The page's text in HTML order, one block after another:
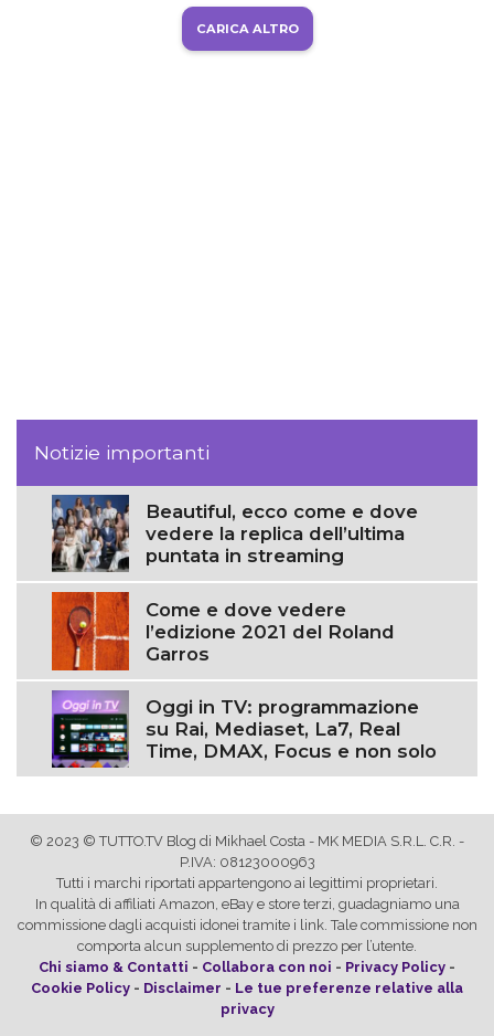
CARICA ALTRO
Notizie importanti
Beautiful, ecco come e dove
vedere la replica dell’ultima
puntata in streaming
Come e dove vedere
l’edizione 2021 del Roland
Garros
Oggi in TV: programmazione
su Rai, Mediaset, La7, Real
Time, DMAX, Focus e non solo
© 2023 © TUTTO.TV Blog di Mikhael Costa - MK MEDIA S.R.L. C.R. -
P.IVA: 08123000963
Tutti i marchi riportati appartengono ai legittimi proprietari.
In qualità di affiliati Amazon, eBay e store terzi, guadagniamo una
commissione dagli acquisti idonei tramite i link. Tale commissione non
comporta alcun supplemento di prezzo per l’utente.
Chi siamo & Contatti - Collabora con noi - Privacy Policy -
Cookie Policy - Disclaimer - Le tue preferenze relative alla
privacy